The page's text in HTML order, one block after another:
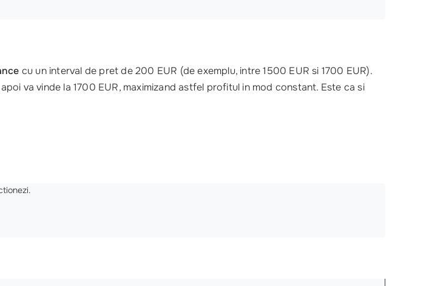
cu un interval de pret de 200 EUR (de exemplu, intre 1500 EUR si 1700 EUR).
va vinde la 1700 EUR, maximizand astfel profitul in mod constant. Este ca si